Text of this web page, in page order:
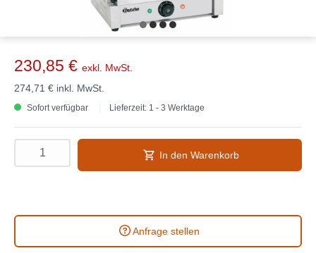
230,85 € exkl. MwSt.
274,71 € inkl. MwSt.
Sofort verfügbar Lieferzeit: 1 - 3 Werktage
In den Warenkorb
Anfrage stellen